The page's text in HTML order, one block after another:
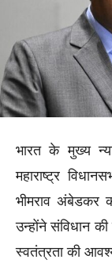
भारत के मुख्य
महाराष्ट्र
भीमराव अंबेडकर
उन्होंने संविधान की
स्वतंत्रता की